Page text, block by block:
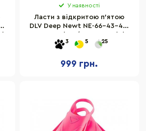
У наявності
Ласти з відкритою п'ятою
DLV Deep Newt NE-66-43-46-
3 5 25
999 грн.